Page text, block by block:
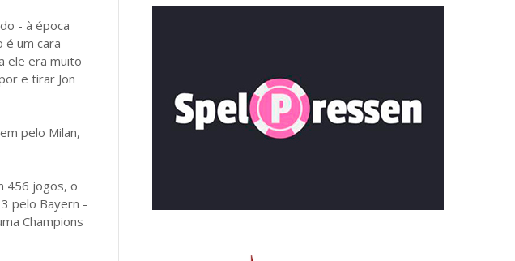
- à época
é um cara
ele era muito
e tirar Jon
pelo Milan,
456 jogos, o
pelo Bayern -
Champions